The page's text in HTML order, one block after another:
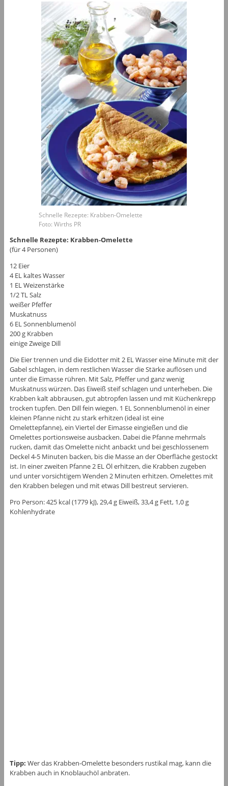
Schnelle Rezepte: Krabben-Omelette
Foto: Wirths PR
Schnelle Rezepte: Krabben-Omelette
(für 4 Personen)
12 Eier
4 EL kaltes Wasser
1 EL Weizenstärke
1/2 TL Salz
weißer Pfeffer
Muskatnuss
6 EL Sonnenblumenöl
200 g Krabben
einige Zweige Dill
Die Eier trennen und die Eidotter mit 2 EL Wasser eine Minute mit der
Gabel schlagen, in dem restlichen Wasser die Stärke auflösen und
unter die Eimasse rühren. Mit Salz, Pfeffer und ganz wenig
Muskatnuss würzen. Das Eiweiß steif schlagen und unterheben. Die
Krabben kalt abbrausen, gut abtropfen lassen und mit Küchenkrepp
trocken tupfen. Den Dill fein wiegen. 1 EL Sonnenblumenöl in einer
kleinen Pfanne nicht zu stark erhitzen (ideal ist eine
Omelettepfanne), ein Viertel der Eimasse eingießen und die
Omelettes portionsweise ausbacken. Dabei die Pfanne mehrmals
rucken, damit das Omelette nicht anbackt und bei geschlossenem
Deckel 4-5 Minuten backen, bis die Masse an der Oberfläche gestockt
ist. In einer zweiten Pfanne 2 EL Öl erhitzen, die Krabben zugeben
und unter vorsichtigem Wenden 2 Minuten erhitzen. Omelettes mit
den Krabben belegen und mit etwas Dill bestreut servieren.
Pro Person: 425 kcal (1779 kJ), 29,4 g Eiweiß, 33,4 g Fett, 1,0 g
Kohlenhydrate
Tipp: Wer das Krabben-Omelette besonders rustikal mag, kann die
Krabben auch in Knoblauchöl anbraten.